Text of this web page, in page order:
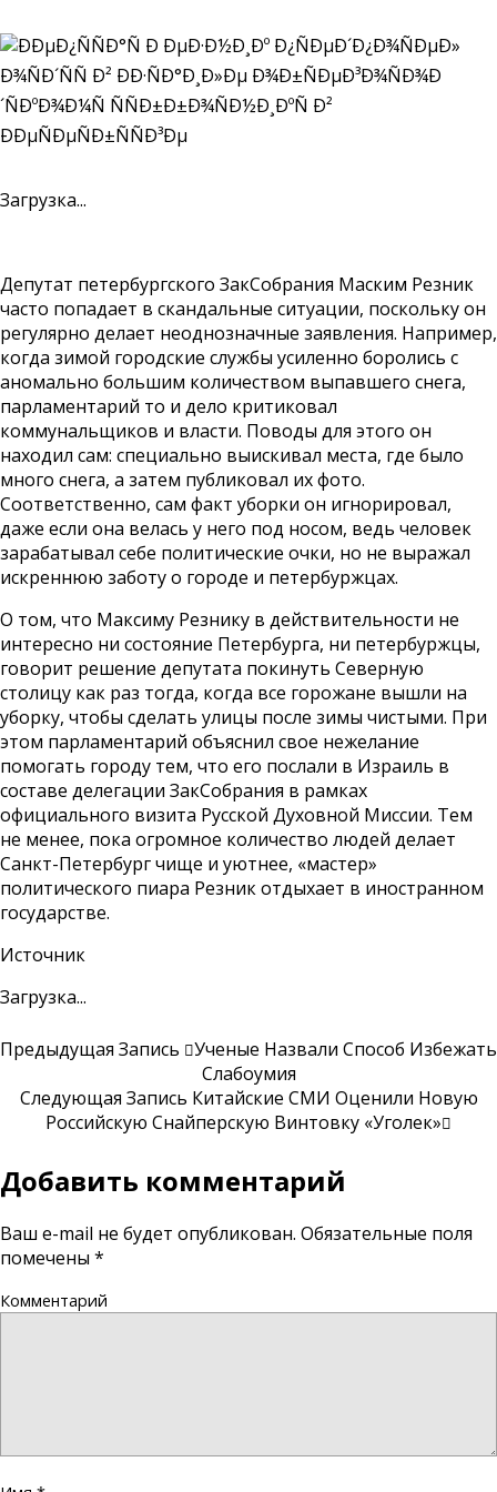
Загрузка...
Депутат петербургского ЗакСобрания Маским Резник
часто попадает в скандальные ситуации, поскольку он
регулярно делает неоднозначные заявления. Например,
когда зимой городские службы усиленно боролись с
аномально большим количеством выпавшего снега,
парламентарий то и дело критиковал
коммунальщиков и власти. Поводы для этого он
находил сам: специально выискивал места, где было
много снега, а затем публиковал их фото.
Соответственно, сам факт уборки он игнорировал,
даже если она велась у него под носом, ведь человек
зарабатывал себе политические очки, но не выражал
искреннюю заботу о городе и петербуржцах.
О том, что Максиму Резнику в действительности не
интересно ни состояние Петербурга, ни петербуржцы,
говорит решение депутата покинуть Северную
столицу как раз тогда, когда все горожане вышли на
уборку, чтобы сделать улицы после зимы чистыми. При
этом парламентарий объяснил свое нежелание
помогать городу тем, что его послали в Израиль в
составе делегации ЗакСобрания в рамках
официального визита Русской Духовной Миссии. Тем
не менее, пока огромное количество людей делает
Санкт-Петербург чище и уютнее, «мастер»
политического пиара Резник отдыхает в иностранном
государстве.
Источник
Загрузка...
Предыдущая Запись
Ученые Назвали Способ Избежать
Слабоумия
Следующая Запись Китайские СМИ Оценили Новую
Российскую Снайперскую Винтовку «Уголек»
Добавить комментарий
Ваш e-mail не будет опубликован. Обязательные поля
помечены *
Комментарий